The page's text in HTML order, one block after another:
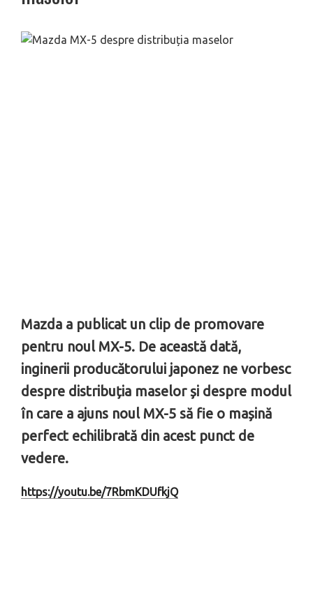
Mazda a publicat un clip de promovare
pentru noul MX-5. De această dată,
inginerii producătorului japonez ne vorbesc
despre distribuția maselor și despre modul
în care a ajuns noul MX-5 să fie o mașină
perfect echilibrată din acest punct de
vedere.
https://youtu.be/7RbmKDUfkjQ